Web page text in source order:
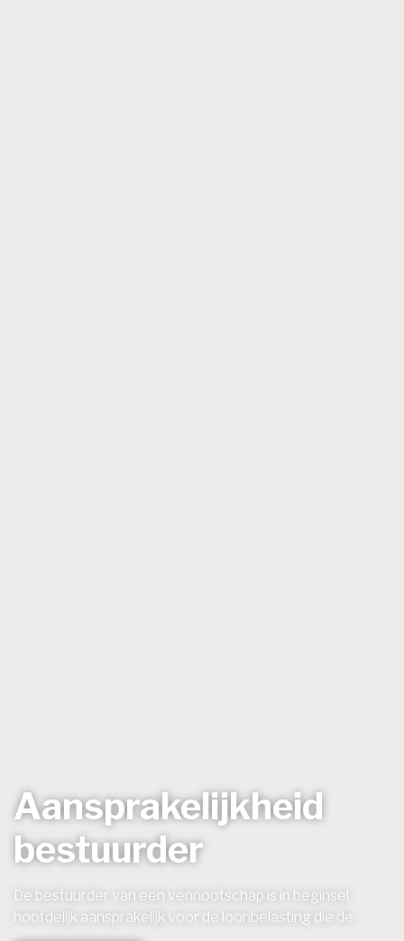
Aansprakelijkheid
bestuurder
De bestuurder van een vennootschap is in beginsel
hoofdelijk aansprakelijk voor de loonbelasting die de